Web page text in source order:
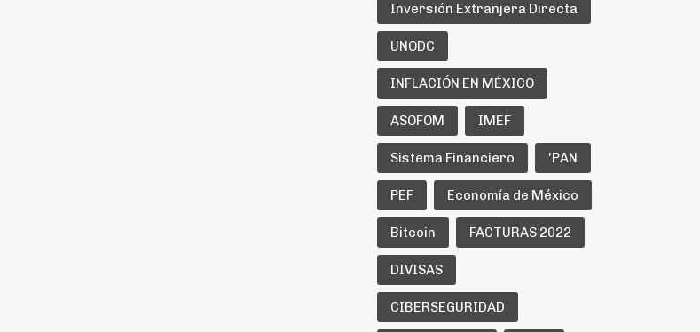
Inversión Extranjera Directa
UNODC
INFLACIÓN EN MÉXICO
ASOFOM IMEF
Sistema Financiero 'PAN
PEF Economía de México
Bitcoin FACTURAS 2022
DIVISAS
CIBERSEGURIDAD